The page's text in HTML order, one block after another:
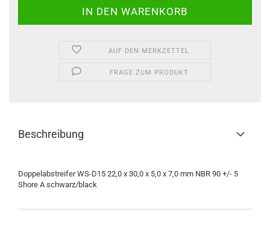
AUF DEN MERKZETTEL
FRAGE ZUM PRODUKT
Beschreibung
Doppelabstreifer WS-D15 22,0 x 30,0 x 5,0 x 7,0 mm NBR 90 +/- 5
Shore A schwarz/black